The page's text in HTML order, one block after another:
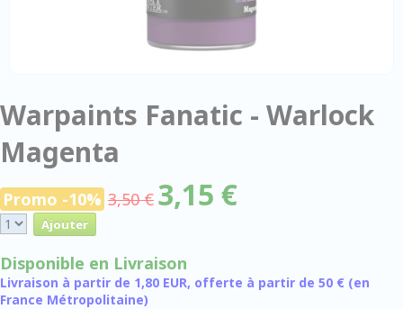
Warpaints Fanatic - Warlock
Magenta
Promo -10% 3,50 € 3,15 €
Disponible en Livraison
Livraison à partir de 1,80 EUR, offerte à partir de 50 € (en
France Métropolitaine)